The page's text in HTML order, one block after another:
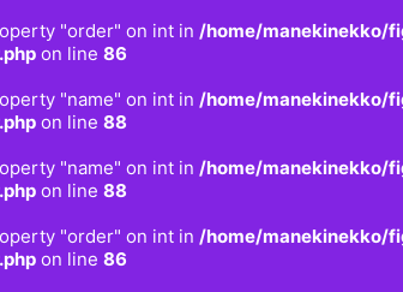
"order" on int in /home/manekinekko/
on line 86
"name" on int in /home/manekinekko/
on line 88
"name" on int in /home/manekinekko/
on line 88
"order" on int in /home/manekinekko/
on line 86